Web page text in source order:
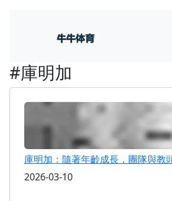
#庫明加
庫明加：隨著年齡成長，團隊與教
2026-03-10